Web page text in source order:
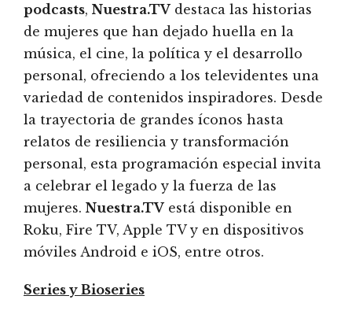
podcasts, Nuestra.TVdestaca las historias
de mujeres que han dejado huella en la
música, el cine, la política y el desarrollo
personal, ofreciendo a los televidentes una
variedad de contenidos inspiradores. Desde
la trayectoria de grandes íconos hasta
relatos de resiliencia y transformación
personal, esta programación especial invita
a celebrar el legado y la fuerza de las
mujeres. Nuestra.TVestá disponible en
Roku, Fire TV, Apple TV y en dispositivos
móviles Android e iOS, entre otros.
Series y Bioseries